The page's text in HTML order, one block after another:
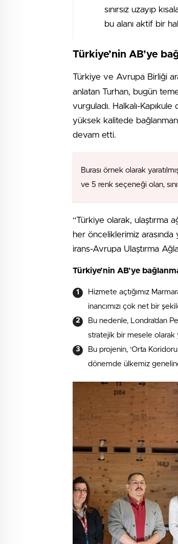
sınırsız uzayıp
bu alanı aktif bir
Türkiye’nin AB’ye
Türkiye ve Avrupa Birliği
anlatan Turhan, bugün
vurguladı. Halkalı-
yüksek kalitede
devam etti.
Burası örnek olarak
ve 5 renk seçeneği olan,
“Türkiye olarak, ulaştırma
her önceliklerimiz arasında
irans-Avrupa Ulaştırma
Türkiye’nin AB’ye
Hizmete açtığımız
inancımızı çok net bir
Bu nedenle, Londra’dan
stratejik bir mesele olarak
Bu projenin, ‘Orta
dönemde ülkemiz